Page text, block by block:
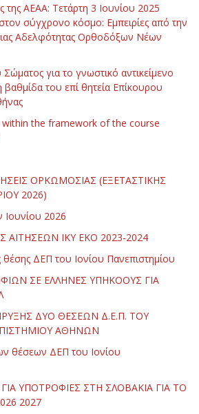
της ΑΕΑΑ: Τετάρτη 3 Ιουνίου 2025
σύγχρονο κόσμο: Εμπειρίες από την
Αδελφότητας Ορθοδόξων Νέων
για το γνωστικό αντικείμενο
βαθμίδα του επί θητεία Επίκουρου
the framework of the course
ΟΡΚΩΜΟΣΙΑΣ (ΕΞΕΤΑΣΤΙΚΗΣ
2026)
2026
ΙΚΥ ΕΚΟ 2023-2024
ΔΕΠ του Ιονίου Πανεπιστημίου
ΣΕ ΕΛΛΗΝΕΣ ΥΠΗΚΟΟΥΣ ΓΙΑ
ΔΥΟ ΘΕΣΕΩΝ Δ.Ε.Π. ΤΟΥ
ΑΘΗΝΩΝ
θέσεων ΔΕΠ του Ιονίου
ΥΠΟΤΡΟΦΙΕΣ ΣΤΗ ΣΛΟΒΑΚΙΑ ΓΙΑ ΤΟ
2027